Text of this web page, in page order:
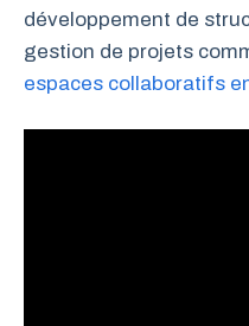
développement de
gestion de projets
espaces collaboratifs